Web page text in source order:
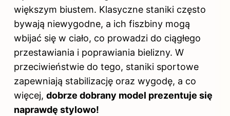
większym biustem. Klasyczne staniki często
bywają niewygodne, a ich fiszbiny mogą
wbijać się w ciało, co prowadzi do ciągłego
przestawiania i poprawiania bielizny. W
przeciwieństwie do tego, staniki sportowe
zapewniają stabilizację oraz wygodę, a co
więcej, dobrze dobrany model prezentuje się
naprawdę stylowo!